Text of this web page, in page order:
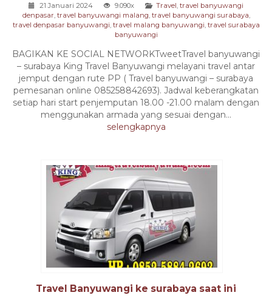
21 Januari 2024 9.090x Travel travel banyuwangi
denpasar travel banyuwangi malang travel banyuwangi surabaya
travel denpasar banyuwangi travel malang banyuwangi travel surabaya
banyuwangi
BAGIKAN KE SOCIAL NETWORKTweetTravel banyuwangi
– surabaya King Travel Banyuwangi melayani travel antar
jemput dengan rute PP ( Travel banyuwangi – surabaya
pemesanan online 085258842693). Jadwal keberangkatan
setiap hari start penjemputan 18.00 -21.00 malam dengan
menggunakan armada yang sesuai dengan...
selengkapnya
Travel Banyuwangi ke surabaya saat ini